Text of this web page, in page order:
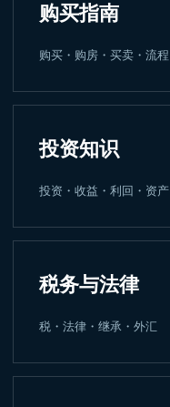
购买指南
购买・购房・买卖・流程
投资知识
投资・收益・利回・资产
税务与法律
税・法律・继承・外汇